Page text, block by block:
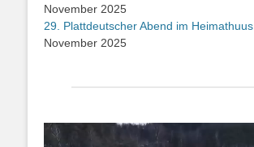
November 2025
29. Plattdeutscher Abend im Heimathuus
November 2025